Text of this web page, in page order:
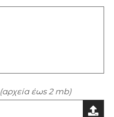
(αρχεία έως 2 mb)